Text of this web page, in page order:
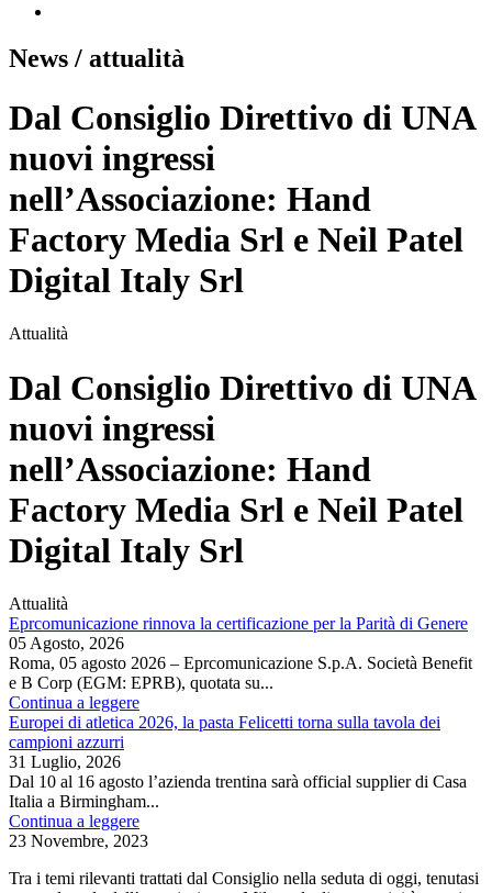
News / attualità
Dal Consiglio Direttivo di UNA
nuovi ingressi
nell’Associazione: Hand
Factory Media Srl e Neil Patel
Digital Italy Srl
Attualità
Dal Consiglio Direttivo di UNA
nuovi ingressi
nell’Associazione: Hand
Factory Media Srl e Neil Patel
Digital Italy Srl
Attualità
Eprcomunicazione rinnova la certificazione per la Parità di Genere
05 Agosto, 2026
Roma, 05 agosto 2026 – Eprcomunicazione S.p.A. Società Benefit
e B Corp (EGM: EPRB), quotata su...
Continua a leggere
Europei di atletica 2026, la pasta Felicetti torna sulla tavola dei
campioni azzurri
31 Luglio, 2026
Dal 10 al 16 agosto l’azienda trentina sarà official supplier di Casa
Italia a Birmingham...
Continua a leggere
23 Novembre, 2023
Tra i temi rilevanti trattati dal Consiglio nella seduta di oggi, tenutasi